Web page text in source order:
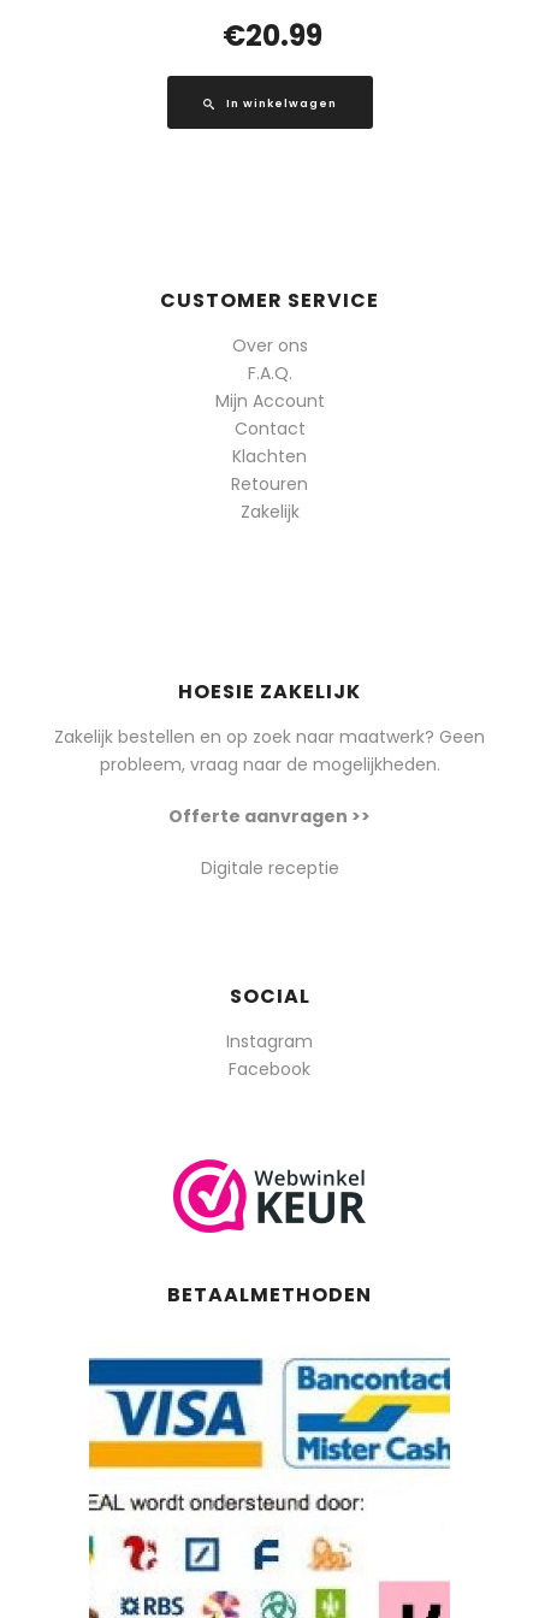
€20.99
In winkelwagen
CUSTOMER SERVICE
Over ons
F.A.Q.
Mijn Account
Contact
Klachten
Retouren
Zakelijk
HOESIE ZAKELIJK
Zakelijk bestellen en op zoek naar maatwerk? Geen
probleem, vraag naar de mogelijkheden.
Offerte aanvragen >>
Digitale receptie
SOCIAL
Instagram
Facebook
BETAALMETHODEN